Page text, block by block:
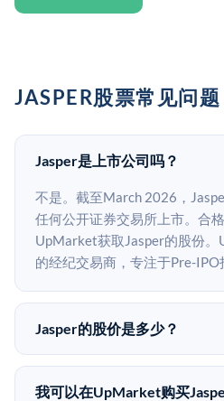
JASPER股票常见问题
Jasper是上市公司吗？
不是。截至March 2026，
任何公开证券交易所上市。合
UpMarket获取Jasper的股份
的经纪交易商，专注于Pre-IPO
Jasper的股价是多少？
Jasper没有公开股价，因为它
已知股价来自其最近一轮融资
我可以在UpMarket购买